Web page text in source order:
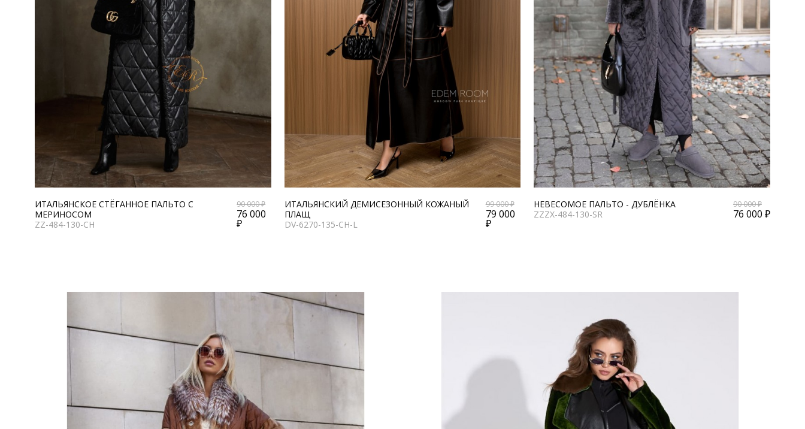
ИТАЛЬЯНСКОЕ СТЁГАННОЕ ПАЛЬТО С
МЕРИНОСОМ
ZZ-484-130-CH
90 000 ₽
76 000
₽
ИТАЛЬЯНСКИЙ ДЕМИСЕЗОННЫЙ КОЖАНЫЙ
ПЛАЩ
DV-6270-135-CH-L
99 000 ₽
79 000
₽
НЕВЕСОМОЕ ПАЛЬТО - ДУБЛЁНКА
ZZZX-484-130-SR
90 000 ₽
76 000 ₽